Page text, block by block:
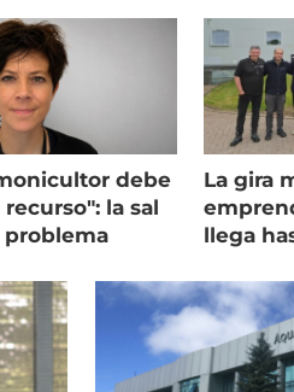
debe
la sal
problema
La gira
llega